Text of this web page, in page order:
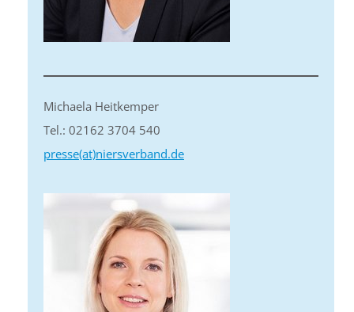
Michaela Heitkemper
Tel.: 02162 3704 540
presse(at)niersverband.de